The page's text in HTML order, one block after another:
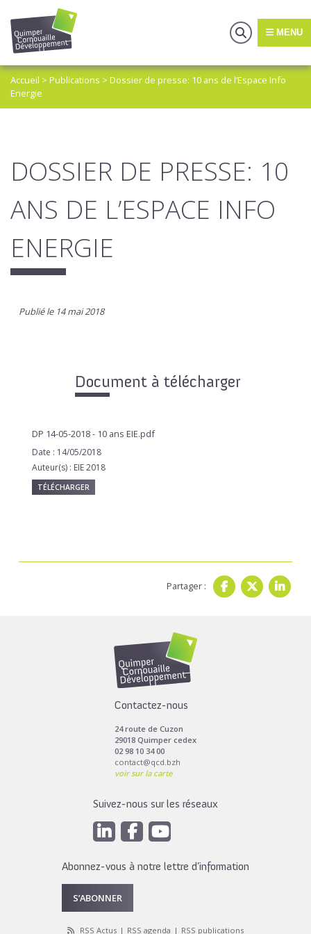
MENU
Accueil > Publications > Dossier de presse: 10 ans de l’Espace Info
Energie
DOSSIER DE PRESSE: 10
ANS DE L’ESPACE INFO
ENERGIE
Publié le 14 mai 2018
Document à télécharger
DP 14-05-2018 - 10 ans EIE.pdf
Date : 14/05/2018
Auteur(s) : EIE 2018
TÉLÉCHARGER
Partager :
Contactez-nous
24 route de Cuzon
29018 Quimper cedex
02 98 10 34 00
contact@qcd.bzh
voir sur la carte
Suivez-nous sur les réseaux
Abonnez-vous à notre lettre d’information
S’ABONNER
RSS Actus RSS agenda RSS publications